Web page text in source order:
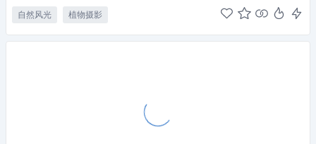
自然风光 植物摄影